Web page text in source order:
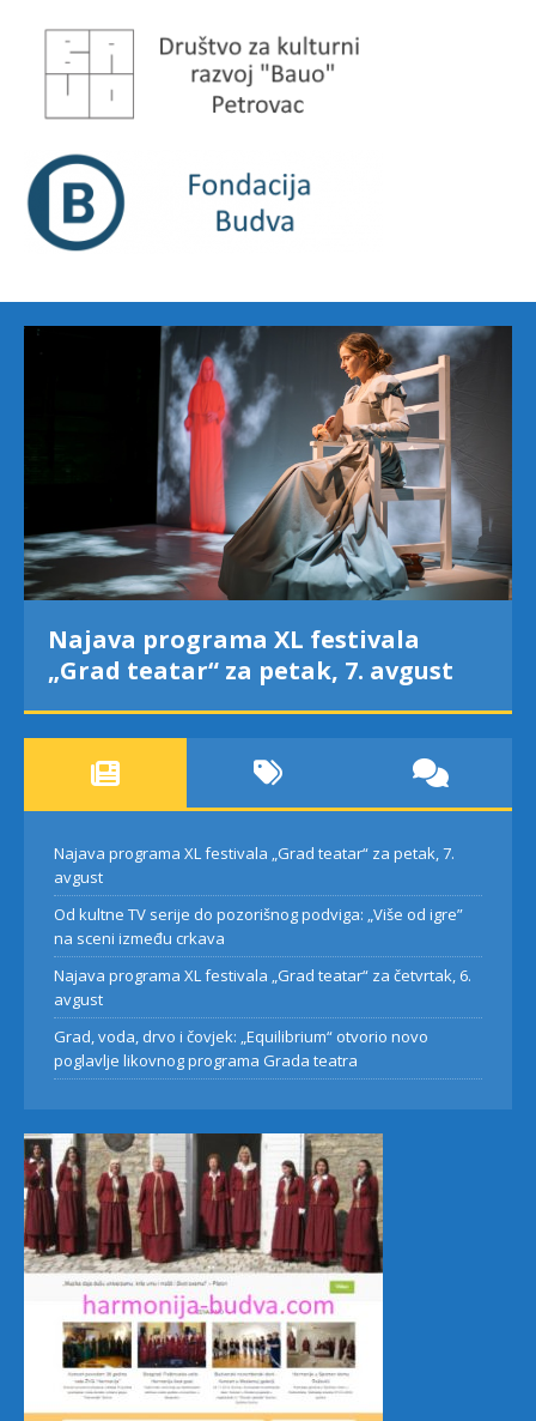
Najava programa XL festivala
„Grad teatar“ za petak, 7. avgust
Najava programa XL festivala „Grad teatar“ za petak, 7.
avgust
Od kultne TV serije do pozorišnog podviga: „Više od igre”
na sceni između crkava
Najava programa XL festivala „Grad teatar“ za četvrtak, 6.
avgust
Grad, voda, drvo i čovjek: „Equilibrium“ otvorio novo
poglavlje likovnog programa Grada teatra